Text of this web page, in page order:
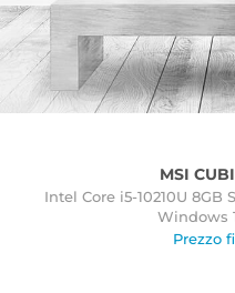
MSI
Intel Core i5-10210U 8GB
Windows
Prezzo